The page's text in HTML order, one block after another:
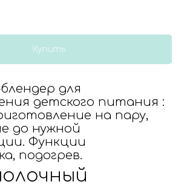
Купить
для
детского питания :
на пару,
до нужной
Функции
подогрев.